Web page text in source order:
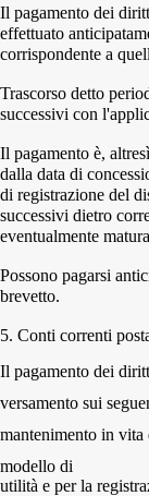
Il pagamento dei
effettuato
corrispondente a
Trascorso detto
successivi con
Il pagamento è,
dalla data di
di registrazione del
successivi dietro
eventualmente
Possono pagarsi
brevetto.
5. Conti correnti
Il pagamento dei
versamento sui
mantenimento in
modello di
utilità e per la